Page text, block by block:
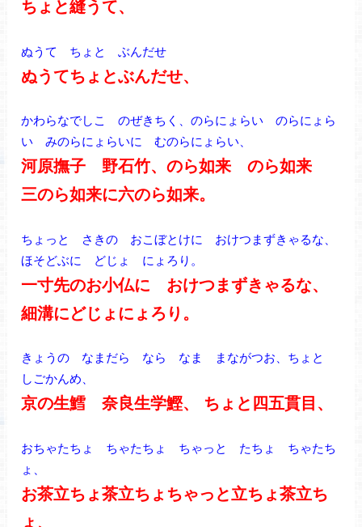
ちょと縫うて、
ぬうて ちょと ぶんだせ
ぬうてちょとぶんだせ、
かわらなでしこ のぜきちく、のらにょらい のらにょら
い みのらにょらいに むのらにょらい、
河原撫子 野石竹、のら如来 のら如来
三のら如来に六のら如来。
ちょっと さきの おこぼとけに おけつまずきゃるな、
ほそどぶに どじょ にょろり。
一寸先のお小仏に おけつまずきゃるな、
細溝にどじょにょろり。
きょうの なまだら なら なま まながつお、ちょと
しごかんめ、
京の生鱈 奈良生学鰹、 ちょと四五貫目、
おちゃたちょ ちゃたちょ ちゃっと たちょ ちゃたち
ょ、
お茶立ちょ茶立ちょちゃっと立ちょ茶立ち
ょ、